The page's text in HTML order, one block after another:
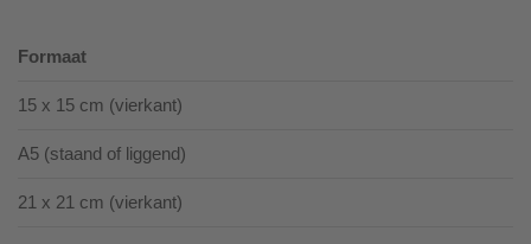
Formaat
15 x 15 cm (vierkant)
A5 (staand of liggend)
21 x 21 cm (vierkant)